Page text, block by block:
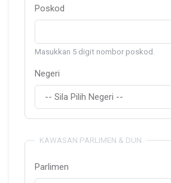
Poskod
Masukkan 5 digit nombor poskod.
Negeri
KAWASAN PARLIMEN & DUN
Parlimen